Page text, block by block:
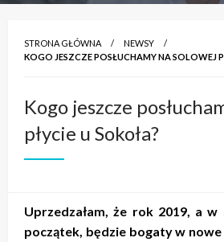
STRONA GŁÓWNA
NEWSY
KOGO JESZCZE POSŁUCHAMY NA SOLOWEJ
Kogo jeszcze
płycie u Sokoła?
Uprzedzałam, że rok 2019, a w
początek, będzie bogaty w